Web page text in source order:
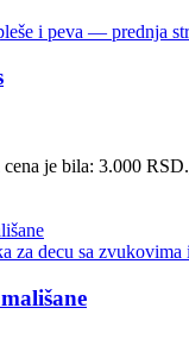
je bila: 3.000 RSD.